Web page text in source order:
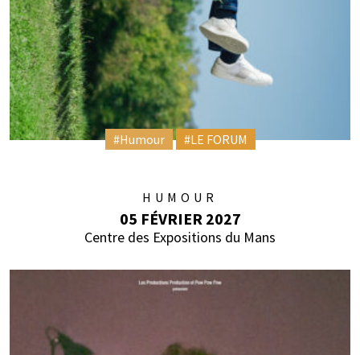
#Humour #LE FORUM
HUMOUR
05 FÉVRIER 2027
Centre des Expositions du Mans